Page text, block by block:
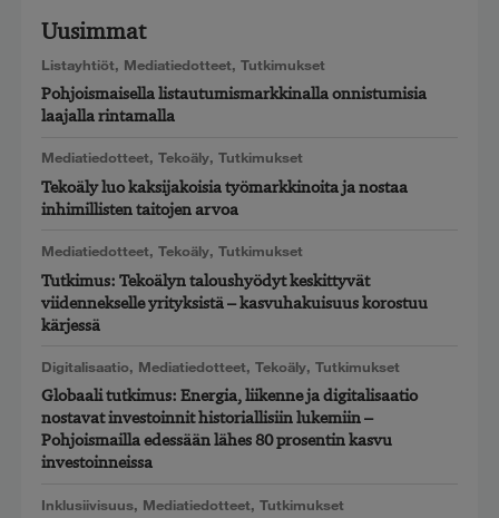
Uusimmat
Listayhtiöt, Mediatiedotteet, Tutkimukset
Pohjoismaisella listautumismarkkinalla onnistumisia
laajalla rintamalla
Mediatiedotteet, Tekoäly, Tutkimukset
Tekoäly luo kaksijakoisia työmarkkinoita ja nostaa
inhimillisten taitojen arvoa
Mediatiedotteet, Tekoäly, Tutkimukset
Tutkimus: Tekoälyn taloushyödyt keskittyvät
viidennekselle yrityksistä – kasvuhakuisuus korostuu
kärjessä
Digitalisaatio, Mediatiedotteet, Tekoäly, Tutkimukset
Globaali tutkimus: Energia, liikenne ja digitalisaatio
nostavat investoinnit historiallisiin lukemiin –
Pohjoismailla edessään lähes 80 prosentin kasvu
investoinneissa
Inklusiivisuus, Mediatiedotteet, Tutkimukset